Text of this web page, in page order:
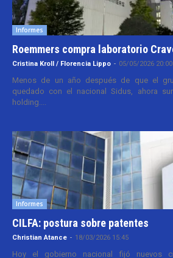
Informes
Roemmers compra laboratorio
Cristina Kroll / Florencia Lippo - 05/05/2026 20:00
Menos de un año después de que el
quedado con el nacional Sidus, ahora
holding....
Informes
CILFA: postura sobre patentes
Christian Atance - 18/03/2026 15:45
Hoy el gobierno nacional fijó nuevos